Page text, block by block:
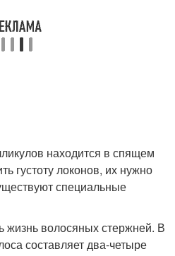
находится в спящем
густоту локонов, их нужно
специальные
жизнь волосяных стержней. В
составляет два-четыре